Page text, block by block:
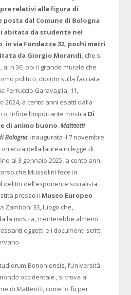
relativi alla figura di
dal Comune di Bologna
abitata da studente nel
, in via Fondazza 32, pochi metri
da Giorgio Morandi, che si
n.36; poi il grande murale che
politico, dipinto sulla facciata
Ferruccio Garavaglia, 11,
2024, a cento anni esatti dalla
Infine l’importante mostra Di
di animo buono. Matteotti
Bologna, inaugurata il 7 novembre
della laurea in legge di
al 3 gennaio 2025, a cento anni
che Mussolini fece in
delitto dell’esponente socialista.
presso il Museo Europeo
Zamboni 33, luogo che,
mostra, meriterebbe almeno
oggetti e i documenti scritti
Bononiensis, l’Università
occidentale , si trova al
di Matteotti, come lo fu per